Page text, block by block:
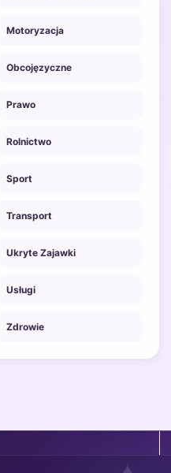
Motoryzacja
Obcojęzyczne
Prawo
Rolnictwo
Sport
Transport
Ukryte Zajawki
Usługi
Zdrowie